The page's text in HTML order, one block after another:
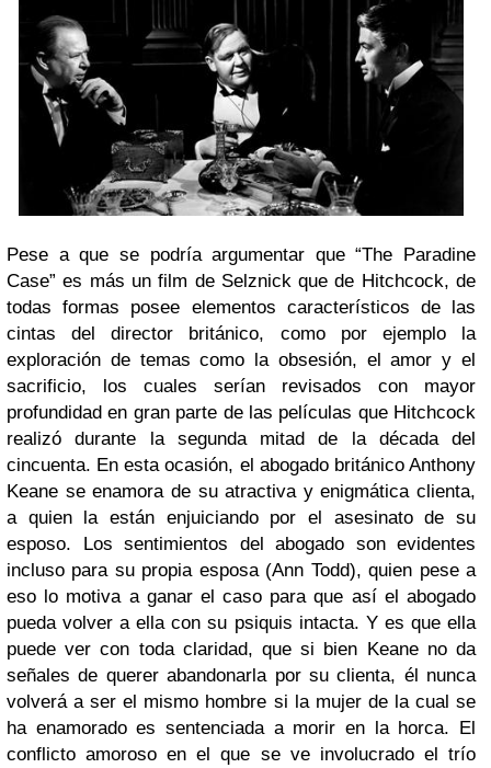
Pese a que se podría argumentar que “The Paradine
Case” es más un film de Selznick que de Hitchcock, de
todas formas posee elementos característicos de las
cintas del director británico, como por ejemplo la
exploración de temas como la obsesión, el amor y el
sacrificio, los cuales serían revisados con mayor
profundidad en gran parte de las películas que Hitchcock
realizó durante la segunda mitad de la década del
cincuenta. En esta ocasión, el abogado británico Anthony
Keane se enamora de su atractiva y enigmática clienta,
a quien la están enjuiciando por el asesinato de su
esposo. Los sentimientos del abogado son evidentes
incluso para su propia esposa (Ann Todd), quien pese a
eso lo motiva a ganar el caso para que así el abogado
pueda volver a ella con su psiquis intacta. Y es que ella
puede ver con toda claridad, que si bien Keane no da
señales de querer abandonarla por su clienta, él nunca
volverá a ser el mismo hombre si la mujer de la cual se
ha enamorado es sentenciada a morir en la horca. El
conflicto amoroso en el que se ve involucrado el trío